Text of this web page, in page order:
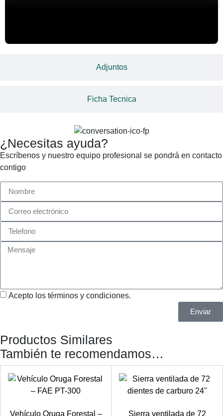
Adjuntos
Ficha Tecnica
¿Necesitas ayuda?
Escríbenos y nuestro equipo profesional se pondrá en contacto
contigo
Acepto los términos y condiciones.
Enviar
Productos Similares
También te recomendamos…
Vehículo Oruga Forestal –
Sierra ventilada de 72